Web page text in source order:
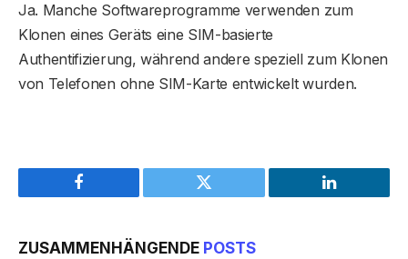
Ja. Manche Softwareprogramme verwenden zum
Klonen eines Geräts eine SIM-basierte
Authentifizierung, während andere speziell zum Klonen
von Telefonen ohne SIM-Karte entwickelt wurden.
Facebook Twitter LinkedIn
ZUSAMMENHÄNGENDE POSTS